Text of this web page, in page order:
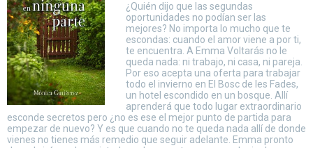
¿Quién dijo que las segundas
oportunidades no podían ser las
mejores? No importa lo mucho que te
escondas: cuando el amor viene a por ti,
te encuentra. A Emma Voltarás no le
queda nada: ni trabajo, ni casa, ni pareja.
Por eso acepta una oferta para trabajar
todo el invierno en El Bosc de les Fades,
un hotel escondido en un bosque. Allí
aprenderá que todo lugar extraordinario
esconde secretos pero ¿no es ese el mejor punto de partida para
empezar de nuevo? Y es que cuando no te queda nada allí de donde
vienes no tienes más remedio que seguir adelante. Emma pronto